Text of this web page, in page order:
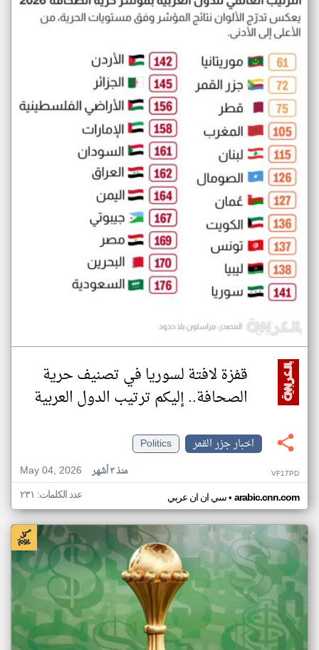
قفزة لافتة لسوريا في تصنيف حرية
الصحافة.. إليكم ترتيب الدول العربية
اخبار جزر القمر
Politics
May 04, 2026
منذ ٣ أشهر VF17PD
سي ان ان عربي• arabic.cnn.com عدد الكلمات: ٢٣١